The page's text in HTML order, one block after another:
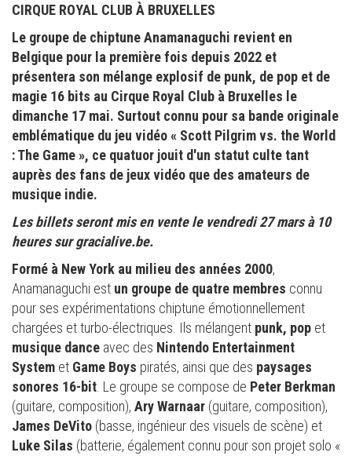
CIRQUE ROYAL CLUB À BRUXELLES
Le groupe de chiptune Anamanaguchi revient en
Belgique pour la première fois depuis 2022 et
présentera son mélange explosif de punk, de pop et de
magie 16 bits au Cirque Royal Club à Bruxelles le
dimanche 17 mai. Surtout connu pour sa bande originale
emblématique du jeu vidéo « Scott Pilgrim vs. the World
: The Game », ce quatuor jouit d'un statut culte tant
auprès des fans de jeux vidéo que des amateurs de
musique indie.
Les billets seront mis en vente le vendredi 27 mars à 10
heures sur gracialive.be.
Formé à New York au milieu des années 2000,
Anamanaguchi est un groupe de quatre membres connu
pour ses expérimentations chiptune émotionnellement
chargées et turbo-électriques. Ils mélangent punk, pop et
musique dance avec des Nintendo Entertainment
System et Game Boys piratés, ainsi que des paysages
sonores 16-bit. Le groupe se compose de Peter Berkman
(guitare, composition), Ary Warnaar (guitare, composition),
James DeVito (basse, ingénieur des visuels de scène) et
Luke Silas (batterie, également connu pour son projet solo «